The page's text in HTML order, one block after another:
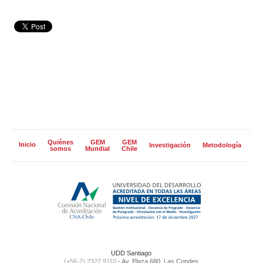
Inicio
Quiénes
somos
GEM
Mundial
GEM
Chile
Investigación Metodología
UDD Santiago
(+56-2) 2327 9110 - Av. Plaza 680, Las Condes